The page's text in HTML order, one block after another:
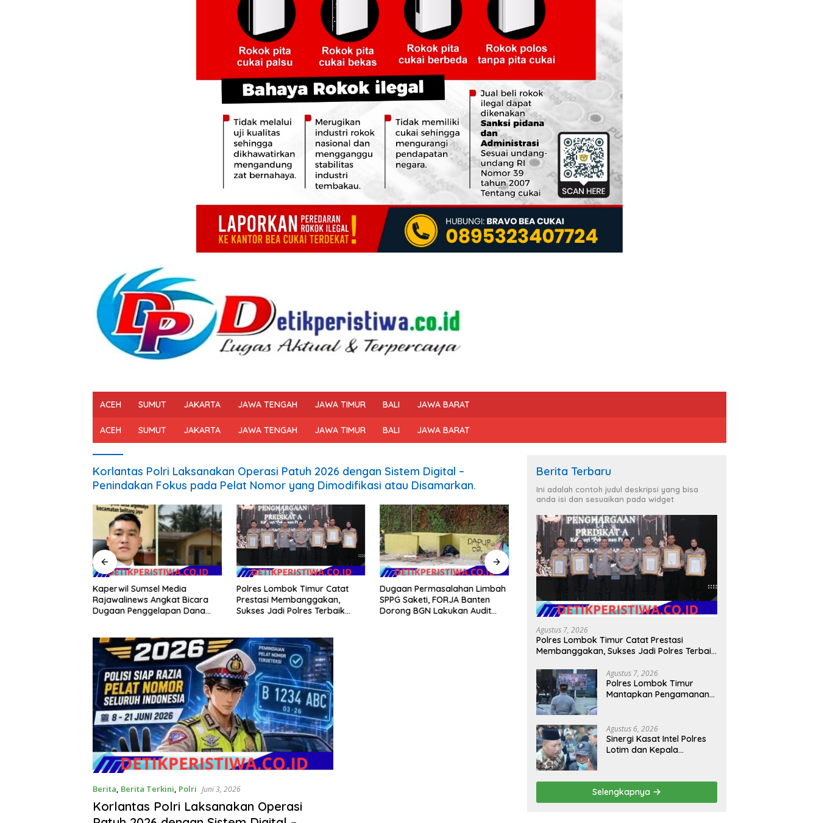
ACEH SUMUT JAKARTA JAWA TENGAH JAWA TIMUR BALI JAWA BARAT
ACEH SUMUT JAKARTA JAWA TENGAH JAWA TIMUR BALI JAWA BARAT
Korlantas Polri Laksanakan Operasi Patuh 2026 dengan Sistem Digital –
Penindakan Fokus pada Pelat Nomor yang Dimodifikasi atau Disamarkan.
Kaperwil Sumsel Media
Rajawalinews Angkat Bicara
Dugaan Penggelapan Dana
Hilang 3 Bulan Bawa Anggaran
Pembangunan
Polres Lombok Timur Catat
Prestasi Membanggakan,
Sukses Jadi Polres Terbaik
Dugaan Permasalahan Limbah
SPPG Saketi, FORJA Banten
Dorong BGN Lakukan Audit
Mantapkan Pengamanan HUT
RI ke-81, Antisipasi Kerawanan
KBPBI Apresiasi Komitmen
Kapolri, dalam Mengawal
Aspirasi dalam Pembahasan
Berita, Berita Terkini, Polri Juni 3, 2026
Korlantas Polri Laksanakan Operasi
Berita Terbaru
Ini adalah contoh judul deskripsi yang bisa
anda isi dan sesuaikan pada widget
Agustus 7, 2026
Polres Lombok Timur Catat Prestasi
Membanggakan, Sukses Jadi Polres Terbaik
Agustus 7, 2026
Polres Lombok Timur
Mantapkan Pengamanan
Sambut Agenda Kapolri
Agustus 6, 2026
Sinergi Kasat Intel Polres
Lotim dan Kepala
Masyarakat
Selengkapnya